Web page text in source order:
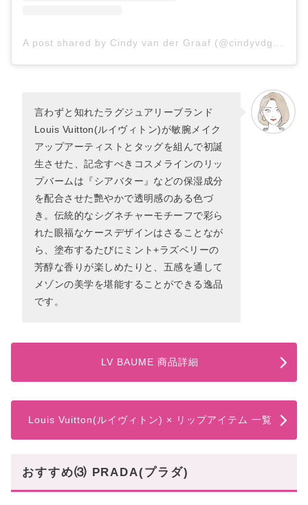
言わずと知れたラグジュアリーブランド
Louis Vuitton(ルイヴィトン)が敏腕メイク
アップアーティストとタッグを組んで初誕
生させた、記念すべきコスメラインのリッ
プバームは『シアバター』などの保湿成分
を配合させた艷やかで透明感のある色づ
き。伝統的なシグネチャーモチーフで彩ら
れた眼福なケースデザインはさることなが
ら、塗布するたびにミント+ラズベリーの
芳醇な香りが楽しめたりと、五感を通して
メゾンの美学を堪能することができる逸品
です。
LV BAUME 商品詳細
Louis Vuitton(ルイヴィトン) × リップアイテム 一覧
おすすめ⑶ PRADA(プラダ)